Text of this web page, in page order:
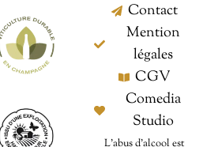
Contact
Mention
légales
CGV
Comedia
Studio
L’abus d’alcool est